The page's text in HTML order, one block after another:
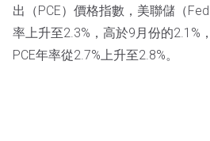
出（PCE）價格指數，美聯儲（
率上升至2.3%，高於9月份的2.1%
PCE年率從2.7%上升至2.8%。